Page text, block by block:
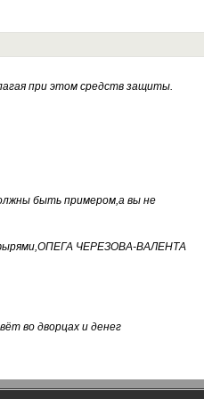
при этом средств защиты.
быть примером,а вы не
ЧЕРЕЗОВА-ВАЛЕНТА
во дворцах и денег